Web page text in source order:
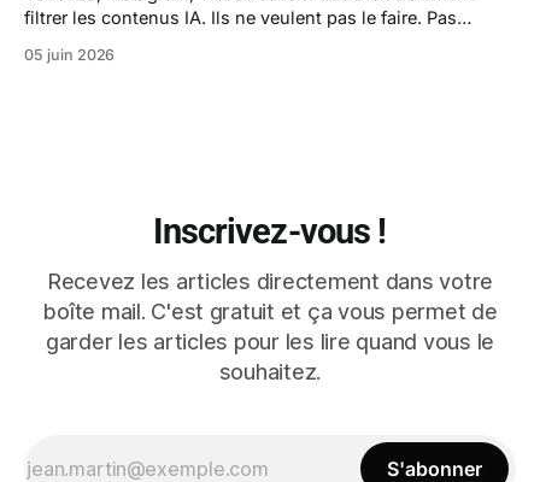
filtrer les contenus IA. Ils ne veulent pas le faire. Pas
05 juin 2026
Inscrivez-vous !
Recevez les articles directement dans votre
boîte mail. C'est gratuit et ça vous permet de
garder les articles pour les lire quand vous le
souhaitez.
S'abonner